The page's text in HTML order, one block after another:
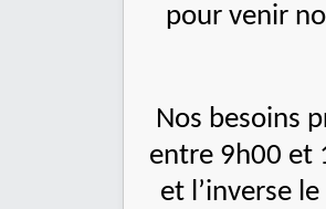
pour venir
Nos besoins
entre 9h00 et
et l’inverse